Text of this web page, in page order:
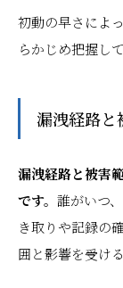
初動の早さによ
らかじめ把握し
漏洩経路と
漏洩経路と被害
です。 誰がいつ
き取りや記録の
囲と影響を受け